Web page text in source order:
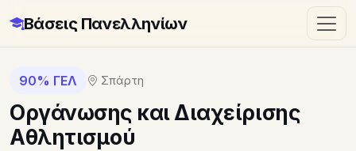
Βάσεις Πανελληνίων
90% ΓΕΛ Σπάρτη
Οργάνωσης και Διαχείρισης
Αθλητισμού